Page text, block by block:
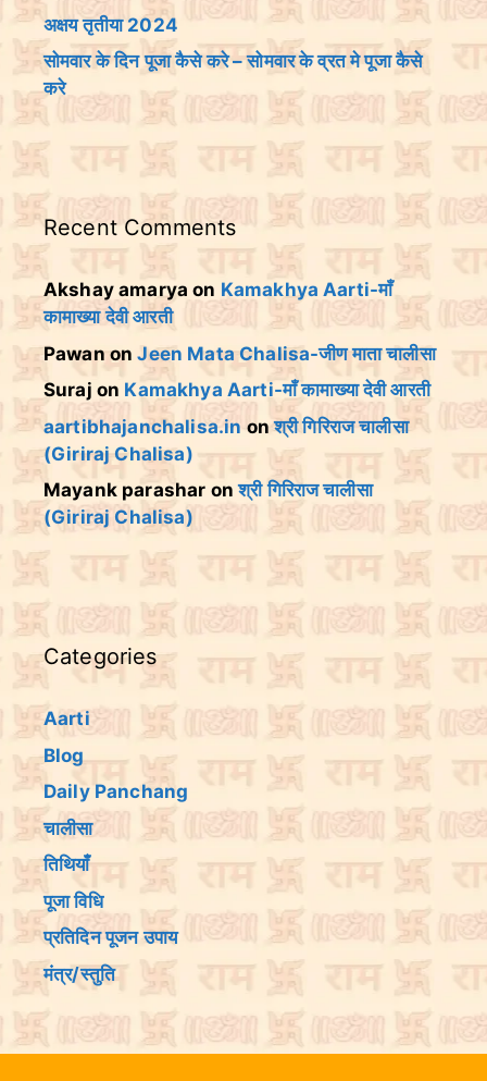
अक्षय तृतीया 2024
सोमवार के दिन पूजा कैसे करे – सोमवार के व्रत मे पूजा कैसे
करे
Recent Comments
Akshay amarya on Kamakhya Aarti-माँ
कामाख्या देवी आरती
PawanonJeen Mata Chalisa-जीण माता चालीसा
Suraj on Kamakhya Aarti-माँ कामाख्या देवी आरती
aartibhajanchalisa.in onश्री गिरिराज चालीसा
(Giriraj Chalisa)
Mayank parashar onश्री गिरिराज चालीसा
(Giriraj Chalisa)
Categories
Aarti
Blog
Daily Panchang
चालीसा
तिथियांँ
पूजा विधि
प्रतिदिन पूजन उपाय
मंत्र/स्तुति